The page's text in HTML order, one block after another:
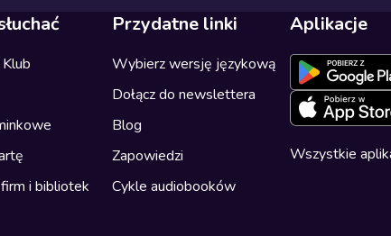
i bibliotek
Przydatne linki
Wybierz wersję językową
Dołącz do newslettera
Blog
Zapowiedzi
Cykle audiobooków
Aplikacje
Wszystkie